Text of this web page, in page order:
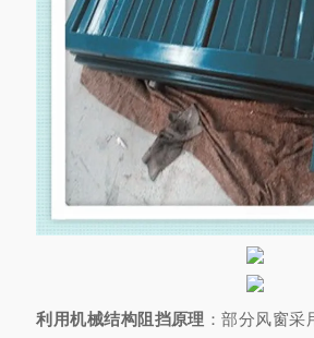
利用机械结构阻挡原理 ：部分风窗